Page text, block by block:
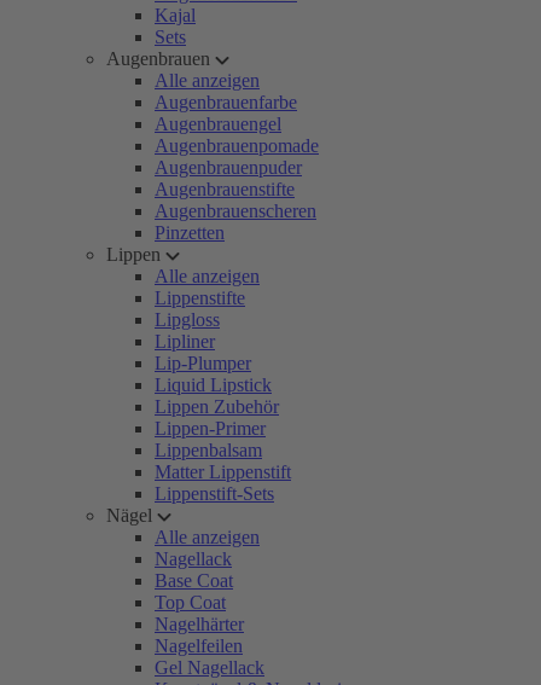
Kajal
Sets
Augenbrauen
Alle anzeigen
Augenbrauenfarbe
Augenbrauengel
Augenbrauenpomade
Augenbrauenpuder
Augenbrauenstifte
Augenbrauenscheren
Pinzetten
Lippen
Alle anzeigen
Lippenstifte
Lipgloss
Lipliner
Lip-Plumper
Liquid Lipstick
Lippen Zubehör
Lippen-Primer
Lippenbalsam
Matter Lippenstift
Lippenstift-Sets
Nägel
Alle anzeigen
Nagellack
Base Coat
Top Coat
Nagelhärter
Nagelfeilen
Gel Nagellack